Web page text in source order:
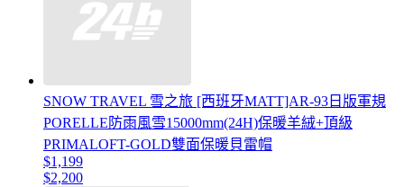
SNOW TRAVEL 雪之旅 [西班牙MATT]AR-93日版軍規
PORELLE防雨風雪15000mm(24H)保暖羊絨+頂級
PRIMALOFT-GOLD雙面保暖貝雷帽
$1,199
$2,200